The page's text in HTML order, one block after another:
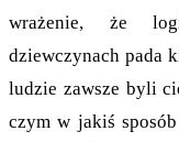
wrażenie, że
dziewczynach pada
ludzie zawsze byli
czym w jakiś